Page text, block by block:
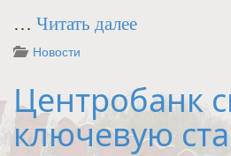
… Читать далее
Новости
Центробанк
ключевую